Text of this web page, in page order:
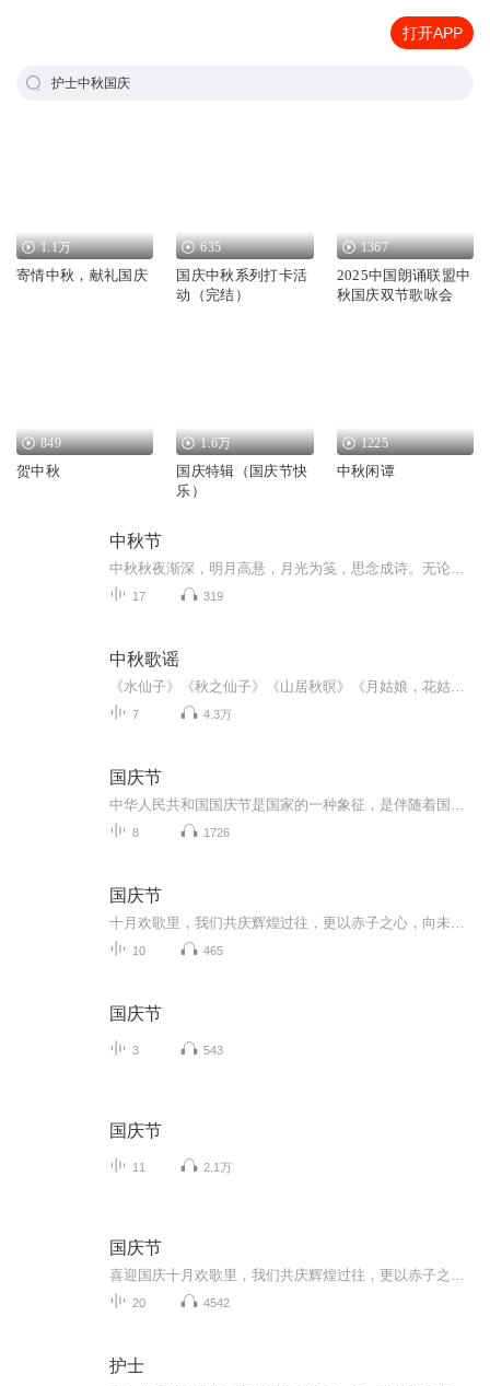
打开APP
护士中秋国庆
1.1万
寄情中秋，献礼国庆
635
国庆中秋系列打卡活
动（完结）
1367
2025中国朗诵联盟中
秋国庆双节歌咏会
849
贺中秋
1.6万
国庆特辑（国庆节快
乐）
1225
中秋闲谭
中秋节
17 319
中秋歌谣
7 4.3万
国庆节
8 1726
国庆节
10 465
国庆节
3 543
国庆节
11 2.1万
国庆节
20 4542
护士